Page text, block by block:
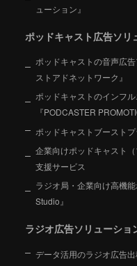
ューション』
ポッドキャスト広告ソリ
ポッドキャストの音声広
ストアドネットワーク』
ポッドキャストのインフ
『PODCASTER
ポッドキャストブースト
企業向けポッドキャスト
支援サービス
ラジオ局・企業向け高機
Studio』
ラジオ広告ソリューショ
データ活用のラジオ広告